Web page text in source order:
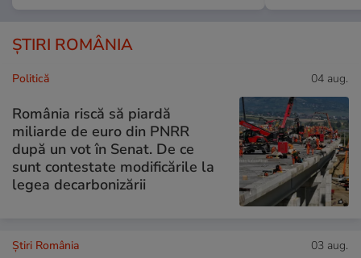
ȘTIRI ROMÂNIA
Politică 04 aug.
România riscă să piardă
miliarde de euro din PNRR
după un vot în Senat. De ce
sunt contestate modificările la
legea decarbonizării
Știri România 03 aug.